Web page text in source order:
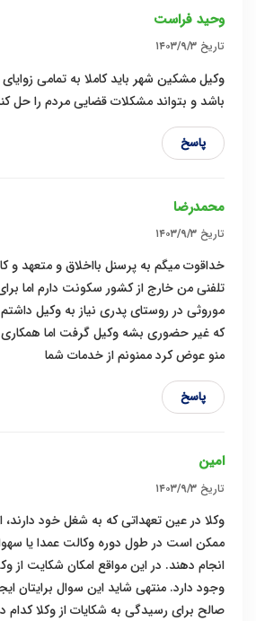
وحید فراست
تاریخ ۱۴۰۳/۹/۳
وکیل مشکین شهر باید کاملا به تمامی
باشد و بتواند مشکلات قضایی مردم را حل
پاسخ
محمدرضا
تاریخ ۱۴۰۳/۹/۳
خداقوت میگم به پرسنل بااخلاق و متعهد و
تلفنی من خارج از کشور سکونت دارم اما
موروثی در روستای پدری نیاز به وکیل
که غیر حضوری بشه وکیل گرفت اما همکاری
منو عوض کرد ممنونم از خدمات شما
پاسخ
امین
تاریخ ۱۴۰۳/۹/۳
وکلا در عین تعهداتی که به شغل خود دارند،
ممکن است در طول دوره وکالت عمدا یا سهوا
انجام دهند. در این مواقع امکان شکایت از
وجود دارد. منتهی شاید این سوال برایتان
صالح برای رسیدگی به شکایات از وکلا کدام